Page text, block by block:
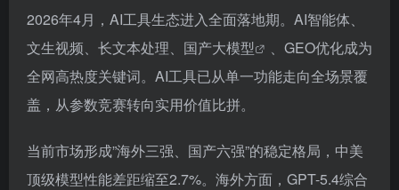
2026年4月，AI工具生态进入全面落地期。AI智能体、
文生视频、长文本处理、国产大模型
、GEO优化成为
全网高热度关键词。AI工具已从单一功能走向全场景覆
盖，从参数竞赛转向实用价值比拼。
当前市场形成”海外三强、国产六强”的稳定格局，中美
顶级模型性能差距缩至2.7%。海外方面，GPT-5.4综合